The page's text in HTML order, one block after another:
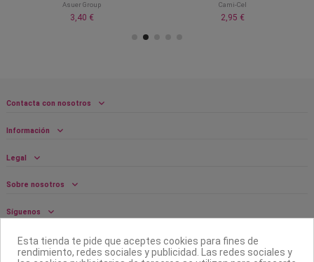
Asuer Group
3,40 €
Cami-Cel
2,95 €
Contacta con nosotros
Información
Legal
Sobre nosotros
Síguenos
Boletín
Esta tienda te pide que aceptes cookies para fines de
rendimiento, redes sociales y publicidad. Las redes sociales y